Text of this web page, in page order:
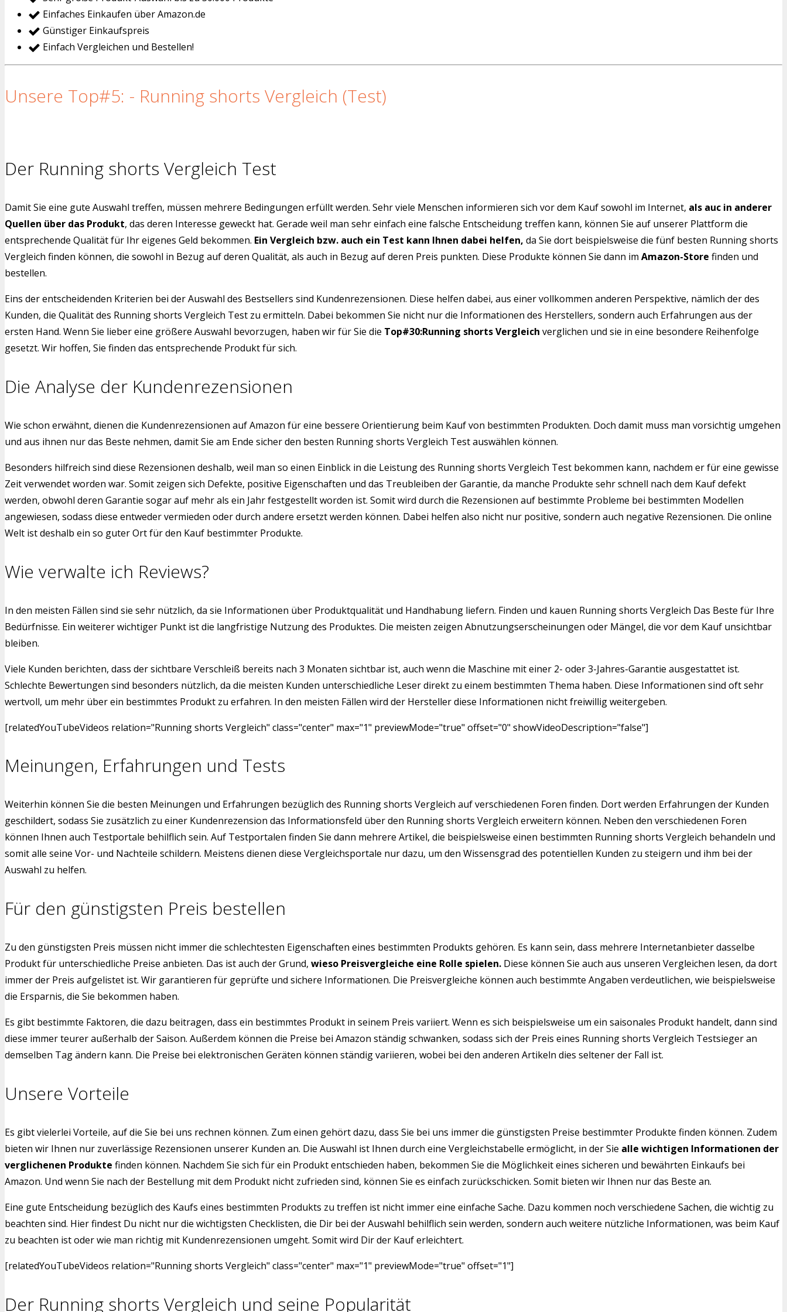
Einfaches Einkaufen über Amazon.de
Günstiger Einkaufspreis
Einfach Vergleichen und Bestellen!
Unsere Top#5: - Running shorts Vergleich (Test)
Der Running shorts Vergleich Test
Damit Sie eine gute Auswahl treffen, müssen mehrere Bedingungen erfüllt werden. Sehr viele Menschen informieren sich vor dem Kauf sowohl im Internet, als auc in anderer
Quellen über das Produkt, das deren Interesse geweckt hat. Gerade weil man sehr einfach eine falsche Entscheidung treffen kann, können Sie auf unserer Plattform die
entsprechende Qualität für Ihr eigenes Geld bekommen. Ein Vergleich bzw. auch ein Test kann Ihnen dabei helfen, da Sie dort beispielsweise die fünf besten Running shorts
Vergleich finden können, die sowohl in Bezug auf deren Qualität, als auch in Bezug auf deren Preis punkten. Diese Produkte können Sie dann im Amazon-Store finden und
bestellen.
Eins der entscheidenden Kriterien bei der Auswahl des Bestsellers sind Kundenrezensionen. Diese helfen dabei, aus einer vollkommen anderen Perspektive, nämlich der des
Kunden, die Qualität des Running shorts Vergleich Test zu ermitteln. Dabei bekommen Sie nicht nur die Informationen des Herstellers, sondern auch Erfahrungen aus der
ersten Hand. Wenn Sie lieber eine größere Auswahl bevorzugen, haben wir für Sie die Top#30:Running shorts Vergleich verglichen und sie in eine besondere Reihenfolge
gesetzt. Wir hoffen, Sie finden das entsprechende Produkt für sich.
Die Analyse der Kundenrezensionen
Wie schon erwähnt, dienen die Kundenrezensionen auf Amazon für eine bessere Orientierung beim Kauf von bestimmten Produkten. Doch damit muss man vorsichtig umgehen
und aus ihnen nur das Beste nehmen, damit Sie am Ende sicher den besten Running shorts Vergleich Test auswählen können.
Besonders hilfreich sind diese Rezensionen deshalb, weil man so einen Einblick in die Leistung des Running shorts Vergleich Test bekommen kann, nachdem er für eine gewisse
Zeit verwendet worden war. Somit zeigen sich Defekte, positive Eigenschaften und das Treubleiben der Garantie, da manche Produkte sehr schnell nach dem Kauf defekt
werden, obwohl deren Garantie sogar auf mehr als ein Jahr festgestellt worden ist. Somit wird durch die Rezensionen auf bestimmte Probleme bei bestimmten Modellen
angewiesen, sodass diese entweder vermieden oder durch andere ersetzt werden können. Dabei helfen also nicht nur positive, sondern auch negative Rezensionen. Die online
Welt ist deshalb ein so guter Ort für den Kauf bestimmter Produkte.
Wie verwalte ich Reviews?
In den meisten Fällen sind sie sehr nützlich, da sie Informationen über Produktqualität und Handhabung liefern. Finden und kauen Running shorts Vergleich Das Beste für Ihre
Bedürfnisse. Ein weiterer wichtiger Punkt ist die langfristige Nutzung des Produktes. Die meisten zeigen Abnutzungserscheinungen oder Mängel, die vor dem Kauf unsichtbar
bleiben.
Viele Kunden berichten, dass der sichtbare Verschleiß bereits nach 3 Monaten sichtbar ist, auch wenn die Maschine mit einer 2- oder 3-Jahres-Garantie ausgestattet ist.
Schlechte Bewertungen sind besonders nützlich, da die meisten Kunden unterschiedliche Leser direkt zu einem bestimmten Thema haben. Diese Informationen sind oft sehr
wertvoll, um mehr über ein bestimmtes Produkt zu erfahren. In den meisten Fällen wird der Hersteller diese Informationen nicht freiwillig weitergeben.
[relatedYouTubeVideos relation="Running shorts Vergleich" class="center" max="1" previewMode="true" offset="0" showVideoDescription="false"]
Meinungen, Erfahrungen und Tests
Weiterhin können Sie die besten Meinungen und Erfahrungen bezüglich des Running shorts Vergleich auf verschiedenen Foren finden. Dort werden Erfahrungen der Kunden
geschildert, sodass Sie zusätzlich zu einer Kundenrezension das Informationsfeld über den Running shorts Vergleich erweitern können. Neben den verschiedenen Foren
können Ihnen auch Testportale behilflich sein. Auf Testportalen finden Sie dann mehrere Artikel, die beispielsweise einen bestimmten Running shorts Vergleich behandeln und
somit alle seine Vor- und Nachteile schildern. Meistens dienen diese Vergleichsportale nur dazu, um den Wissensgrad des potentiellen Kunden zu steigern und ihm bei der
Auswahl zu helfen.
Für den günstigsten Preis bestellen
Zu den günstigsten Preis müssen nicht immer die schlechtesten Eigenschaften eines bestimmten Produkts gehören. Es kann sein, dass mehrere Internetanbieter dasselbe
Produkt für unterschiedliche Preise anbieten. Das ist auch der Grund, wieso Preisvergleiche eine Rolle spielen. Diese können Sie auch aus unseren Vergleichen lesen, da dort
immer der Preis aufgelistet ist. Wir garantieren für geprüfte und sichere Informationen. Die Preisvergleiche können auch bestimmte Angaben verdeutlichen, wie beispielsweise
die Ersparnis, die Sie bekommen haben.
Es gibt bestimmte Faktoren, die dazu beitragen, dass ein bestimmtes Produkt in seinem Preis variiert. Wenn es sich beispielsweise um ein saisonales Produkt handelt, dann sind
diese immer teurer außerhalb der Saison. Außerdem können die Preise bei Amazon ständig schwanken, sodass sich der Preis eines Running shorts Vergleich Testsieger an
demselben Tag ändern kann. Die Preise bei elektronischen Geräten können ständig variieren, wobei bei den anderen Artikeln dies seltener der Fall ist.
Unsere Vorteile
Es gibt vielerlei Vorteile, auf die Sie bei uns rechnen können. Zum einen gehört dazu, dass Sie bei uns immer die günstigsten Preise bestimmter Produkte finden können. Zudem
bieten wir Ihnen nur zuverlässige Rezensionen unserer Kunden an. Die Auswahl ist Ihnen durch eine Vergleichstabelle ermöglicht, in der Sie alle wichtigen Informationen der
verglichenen Produkte finden können. Nachdem Sie sich für ein Produkt entschieden haben, bekommen Sie die Möglichkeit eines sicheren und bewährten Einkaufs bei
Amazon. Und wenn Sie nach der Bestellung mit dem Produkt nicht zufrieden sind, können Sie es einfach zurückschicken. Somit bieten wir Ihnen nur das Beste an.
Eine gute Entscheidung bezüglich des Kaufs eines bestimmten Produkts zu treffen ist nicht immer eine einfache Sache. Dazu kommen noch verschiedene Sachen, die wichtig zu
beachten sind. Hier findest Du nicht nur die wichtigsten Checklisten, die Dir bei der Auswahl behilflich sein werden, sondern auch weitere nützliche Informationen, was beim Kauf
zu beachten ist oder wie man richtig mit Kundenrezensionen umgeht. Somit wird Dir der Kauf erleichtert.
[relatedYouTubeVideos relation="Running shorts Vergleich" class="center" max="1" previewMode="true" offset="1"]
Der Running shorts Vergleich und seine Popularität